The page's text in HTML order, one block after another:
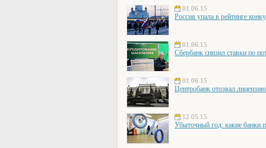
01.06.15
Россия упала в рейтинге
01.06.15
Сбербанк снизил ставки по
01.06.15
Центробанк отозвал
12.05.15
Убыточный год: какие банки